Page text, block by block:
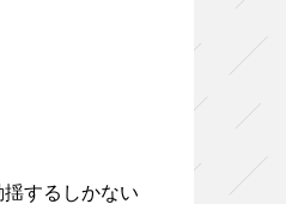
するしかない